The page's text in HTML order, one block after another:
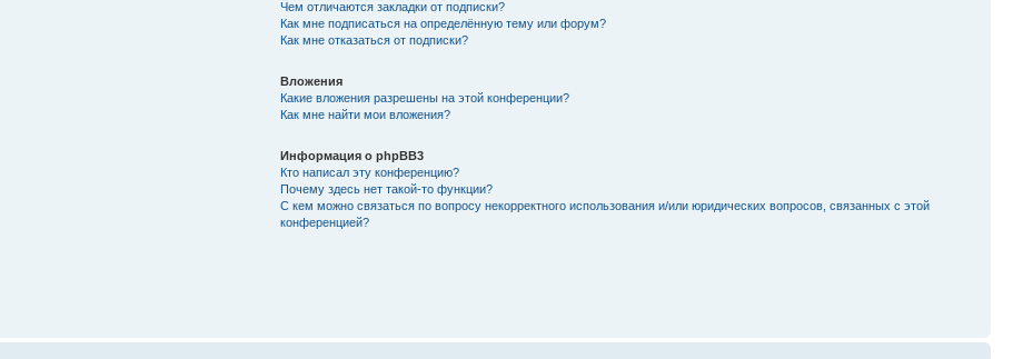
Чем отличаются закладки от подписки?
Как мне подписаться на определённую тему или форум?
Как мне отказаться от подписки?
Вложения
Какие вложения разрешены на этой конференции?
Как мне найти мои вложения?
Информация о phpBB3
Кто написал эту конференцию?
Почему здесь нет такой-то функции?
С кем можно связаться по вопросу некорректного использования и/или юридических вопросов, связанных с этой
конференцией?